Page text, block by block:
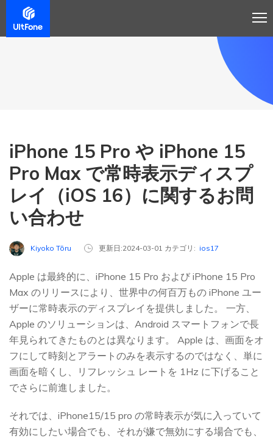
iPhone 15 Pro や iPhone 15
Pro Max で常時表示ディスプ
レイ（iOS 16）に関するお問
い合わせ
Kiyoko Tōru 更新日:2024-03-01 カテゴリ: ios17
Apple は最終的に、iPhone 15 Pro および iPhone 15 Pro
Max のリリースにより、世界中の何百万もの iPhone ユー
ザーに常時表示のディスプレイを提供しました。 一方、
Apple のソリューションは、Android スマートフォンで長
年見られてきたものとは異なります。 Apple は、画面をオ
フにして時刻とアラートのみを表示するのではなく、単に
画面を暗くし、リフレッシュ レートを 1Hz に下げること
でさらに前進しました。
それでは、iPhone15/15 pro の常時表示が気に入っていて
有効にしたい場合でも、それが嫌で無効にする場合でも、